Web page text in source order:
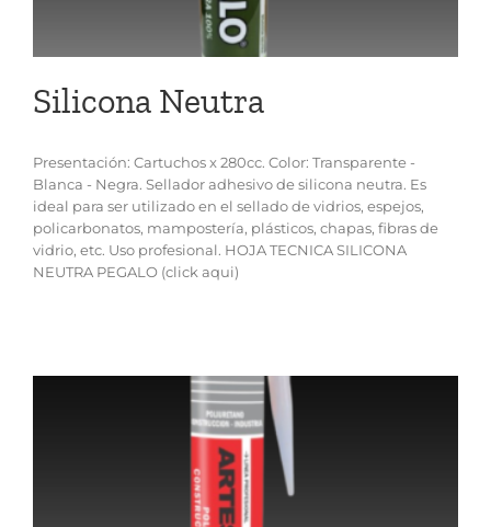
Silicona Neutra
Presentación: Cartuchos x 280cc. Color: Transparente -
Blanca - Negra. Sellador adhesivo de silicona neutra. Es
ideal para ser utilizado en el sellado de vidrios, espejos,
policarbonatos, mampostería, plásticos, chapas, fibras de
vidrio, etc. Uso profesional. HOJA TECNICA SILICONA
NEUTRA PEGALO (click aqui)